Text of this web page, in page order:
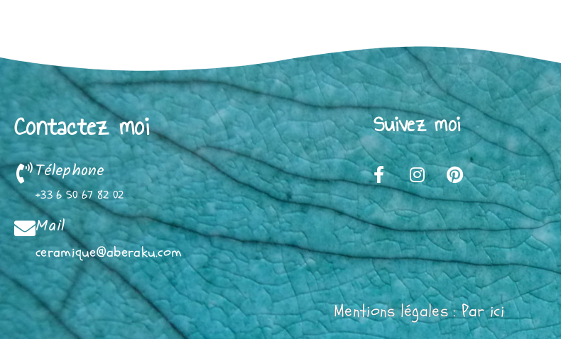
Contactez moi
Télephone
+33 6 50 67 82 02
Mail
ceramique@aberaku.com
Suivez moi
Mentions légales :Par ici